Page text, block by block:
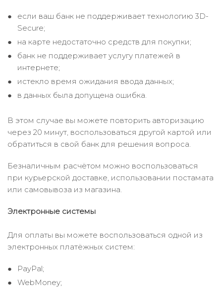
если ваш банк не поддерживает технологию 3D-
Secure;
на карте недостаточно средств для покупки;
банк не поддерживает услугу платежей в
интернете;
истекло время ожидания ввода данных;
в данных была допущена ошибка.
В этом случае вы можете повторить авторизацию
через 20 минут, воспользоваться другой картой или
обратиться в свой банк для решения вопроса.
Безналичным расчётом можно воспользоваться
при курьерской доставке, использовании постамата
или самовывоза из магазина.
Электронные системы
Для оплаты вы можете воспользоваться одной из
электронных платёжных систем:
PayPal;
WebMoney;